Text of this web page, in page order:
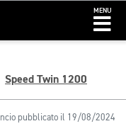
MENU
Speed Twin 1200
pubblicato il 19/08/2024